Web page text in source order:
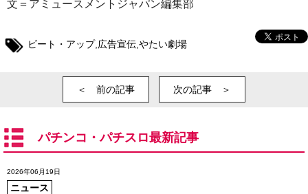
文＝アミュースメントジャパン編集部
ビート・アップ, 広告宣伝 やたい劇場
＜ 前の記事 次の記事 ＞
パチンコ・パチスロ最新記事
2026年06月19日
ニュース